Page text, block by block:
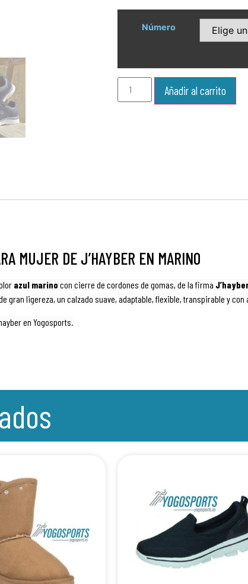
Número
Añadir al carrito
MUJER DE J’HAYBER EN MARINO
azul marino con cierre de cordones de gomas, de la firma
gran ligereza, un calzado suave, adaptable, flexible, transpirable y
en Yogosports.